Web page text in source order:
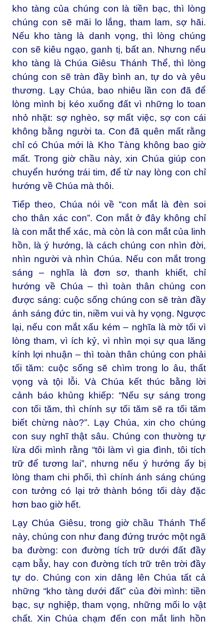
kho tàng của chúng con là tiền bạc, thì lòng
chúng con sẽ mãi lo lắng, tham lam, sợ hãi.
Nếu kho tàng là danh vọng, thì lòng chúng
con sẽ kiêu ngạo, ganh tị, bất an. Nhưng nếu
kho tàng là Chúa Giêsu Thánh Thể, thì lòng
chúng con sẽ tràn đầy bình an, tự do và yêu
thương. Lạy Chúa, bao nhiêu lần con đã để
lòng mình bị kéo xuống đất vì những lo toan
nhỏ nhặt: sợ nghèo, sợ mất việc, sợ con cái
không bằng người ta. Con đã quên mất rằng
chỉ có Chúa mới là Kho Tàng không bao giờ
mất. Trong giờ chầu này, xin Chúa giúp con
chuyển hướng trái tim, để từ nay lòng con chỉ
hướng về Chúa mà thôi.
Tiếp theo, Chúa nói về “con mắt là đèn soi
cho thân xác con”. Con mắt ở đây không chỉ
là con mắt thể xác, mà còn là con mắt của linh
hồn, là ý hướng, là cách chúng con nhìn đời,
nhìn người và nhìn Chúa. Nếu con mắt trong
sáng – nghĩa là đơn sơ, thanh khiết, chỉ
hướng về Chúa – thì toàn thân chúng con
được sáng: cuộc sống chúng con sẽ tràn đầy
ánh sáng đức tin, niềm vui và hy vọng. Ngược
lại, nếu con mắt xấu kém – nghĩa là mờ tối vì
lòng tham, vì ích kỷ, vì nhìn mọi sự qua lăng
kính lợi nhuận – thì toàn thân chúng con phải
tối tăm: cuộc sống sẽ chìm trong lo âu, thất
vọng và tội lỗi. Và Chúa kết thúc bằng lời
cảnh báo khủng khiếp: “Nếu sự sáng trong
con tối tăm, thì chính sự tối tăm sẽ ra tối tăm
biết chừng nào?”. Lạy Chúa, xin cho chúng
con suy nghĩ thật sâu. Chúng con thường tự
lừa dối mình rằng “tôi làm vì gia đình, tôi tích
trữ để tương lai”, nhưng nếu ý hướng ấy bị
lòng tham chi phối, thì chính ánh sáng chúng
con tưởng có lại trở thành bóng tối dày đặc
hơn bao giờ hết.
Lạy Chúa Giêsu, trong giờ chầu Thánh Thể
này, chúng con như đang đứng trước một ngã
ba đường: con đường tích trữ dưới đất đầy
cạm bẫy, hay con đường tích trữ trên trời đầy
tự do. Chúng con xin dâng lên Chúa tất cả
những “kho tàng dưới đất” của đời mình: tiền
bạc, sự nghiệp, tham vọng, những mối lo vật
chất. Xin Chúa chạm đến con mắt linh hồn